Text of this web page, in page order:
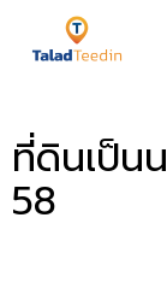
ที่ดินเป็น
58